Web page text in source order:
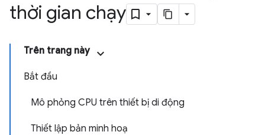
thời gian chạy
Trên trang này
Bắt đầu
Mô phỏng CPU trên thiết bị di động
Thiết lập bản minh hoạ